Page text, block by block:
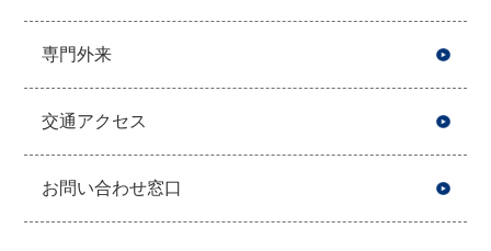
専門外来
交通アクセス
お問い合わせ窓口